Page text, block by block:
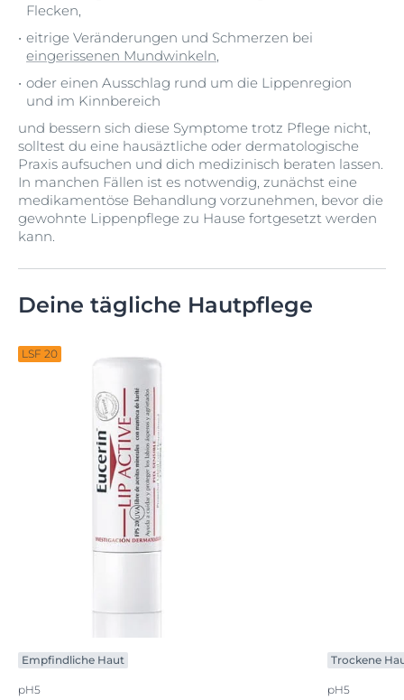
Flecken,
eitrige Veränderungen und Schmerzen bei
eingerissenen Mundwinkeln,
oder einen Ausschlag rund um die Lippenregion
und im Kinnbereich
und bessern sich diese Symptome trotz Pflege nicht,
solltest du eine hausäztliche oder dermatologische
Praxis aufsuchen und dich medizinisch beraten lassen.
In manchen Fällen ist es notwendig, zunächst eine
medikamentöse Behandlung vorzunehmen, bevor die
gewohnte Lippenpflege zu Hause fortgesetzt werden
kann.
Deine tägliche Hautpflege
LSF 20
Empfindliche Haut
pH5
Trockene
pH5